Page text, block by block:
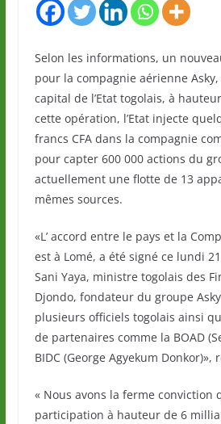
Selon les informations, un
pour la compagnie aérienne Asky,
capital de l’Etat togolais, à
cette opération, l’Etat injecte
francs CFA dans la compagnie
pour capter 600 000 actions du
actuellement une flotte de 13
mêmes sources.
«L’ accord entre le pays et la
est à Lomé, a été signé ce lundi
Sani Yaya, ministre togolais des
Djondo, fondateur du groupe
plusieurs officiels togolais ainsi
de partenaires comme la BOAD
BIDC (George Agyekum Donkor)»,
« Nous avons la ferme conviction
participation à hauteur de 6